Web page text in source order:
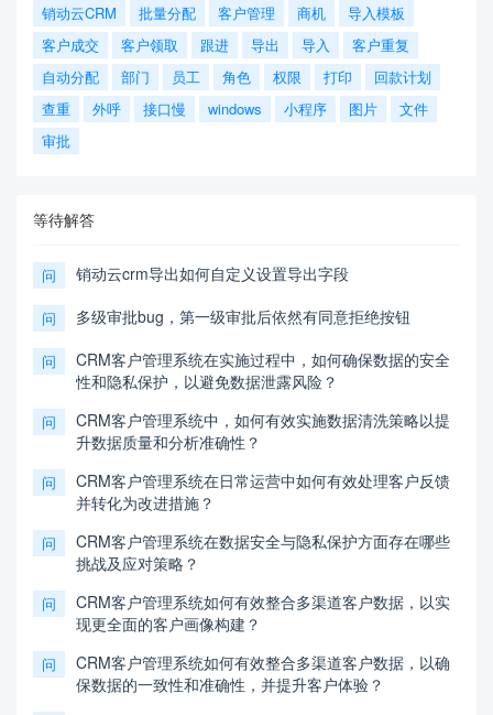
销动云CRM
批量分配 客户管理 商机
导入模板
客户成交
客户领取 跟进 导出 导入
客户重复
自动分配
部门 员工 角色 权限 打印
回款计划
查重
外呼 接口慢 windows 小程序 图片
文件
审批
等待解答
问 销动云crm导出如何自定义设置导出字段
问 多级审批bug，第一级审批后依然有同意拒绝按钮
问
CRM客户管理系统在实施过程中，如何确保数据的安全
性和隐私保护，以避免数据泄露风险？
问
CRM客户管理系统中，如何有效实施数据清洗策略以提
升数据质量和分析准确性？
问
CRM客户管理系统在日常运营中如何有效处理客户反馈
并转化为改进措施？
问
CRM客户管理系统在数据安全与隐私保护方面存在哪些
挑战及应对策略？
问
CRM客户管理系统如何有效整合多渠道客户数据，以实
现更全面的客户画像构建？
问
CRM客户管理系统如何有效整合多渠道客户数据，以确
保数据的一致性和准确性，并提升客户体验？